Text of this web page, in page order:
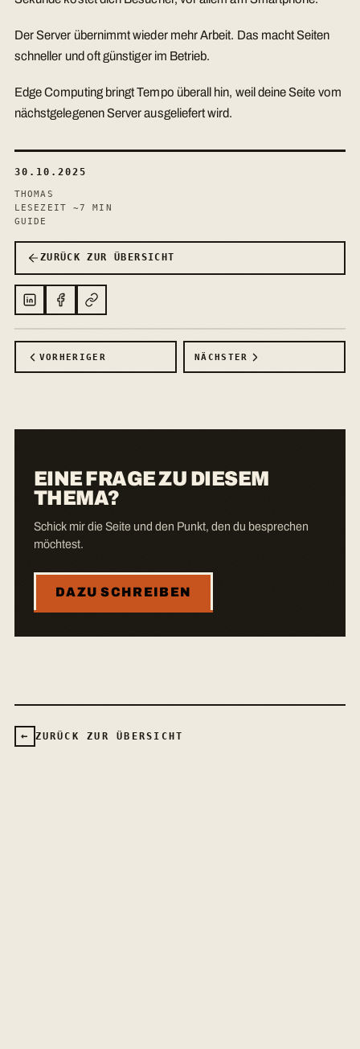
Der Server übernimmt wieder mehr Arbeit. Das macht Seiten
schneller und oft günstiger im Betrieb.
Edge Computing bringt Tempo überall hin, weil deine Seite vom
nächstgelegenen Server ausgeliefert wird.
30.10.2025
THOMAS
LESEZEIT ~7 MIN
GUIDE
ZURÜCK ZUR ÜBERSICHT
LINKEDINFACEBOOKLINK KOPIEREN
VORHERIGER NÄCHSTER
EINE FRAGE ZU DIESEM
THEMA?
Schick mir die Seite und den Punkt, den du besprechen
möchtest.
DAZU SCHREIBEN
← ZURÜCK ZUR ÜBERSICHT